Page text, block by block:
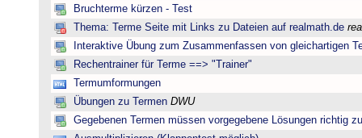
Bruchterme kürzen - Test
Thema: Terme Seite mit Links zu Dateien auf realmath.de
Interaktive Übung zum Zusammenfassen von gleichartigen
Rechentrainer für Terme ==> "Trainer"
Termumformungen
Übungen zu Termen DWU
Gegebenen Termen müssen vorgegebene Lösungen richtig